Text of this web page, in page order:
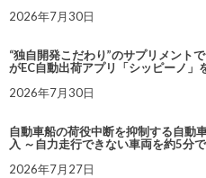
2026年7月30日
“独自開発こだわり”のサプリメント
がEC自動出荷アプリ「シッピーノ」
2026年7月30日
自動車船の荷役中断を抑制する自動
入 ～自力走行できない車両を約5分
2026年7月27日